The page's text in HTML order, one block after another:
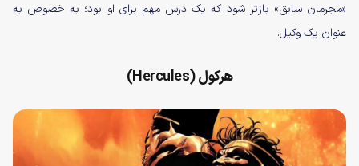
«مجرمان سابق» بازتر شود که یک درس مهم برای او بود؛ به خصوص به
عنوان یک وکیل.
هرکول (Hercules)